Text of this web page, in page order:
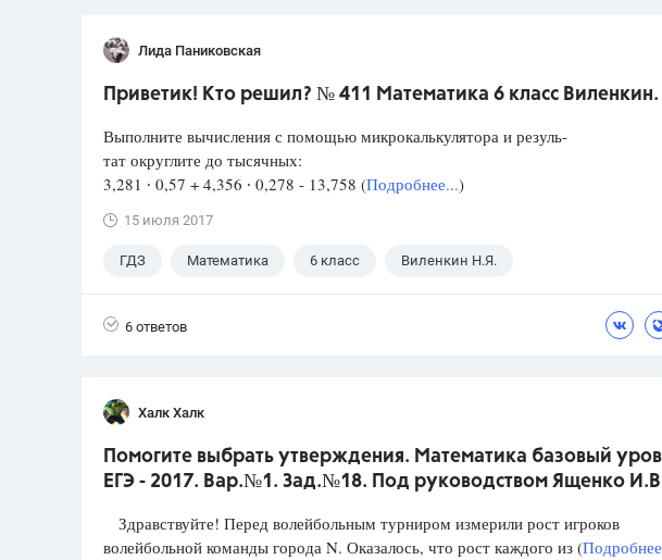
Лида Паниковская
Приветик! Кто решил? № 411 Математика 6 класс Виленкин.
Выполните вычисления с помощью микрокалькулятора и резуль-
тат округлите до тысячных:
3,281 ∙ 0,57 + 4,356 ∙ 0,278 - 13,758 (Подробнее...)
15 июля 2017
ГДЗ Математика 6 класс Виленкин Н.Я.
6 ответов
Халк Халк
Помогите выбрать утверждения. Математика базовый
ЕГЭ - 2017. Вар.№1. Зад.№18. Под руководством Ященко
Здравствуйте! Перед волейбольным турниром измерили рост игроков
волейбольной команды города N. Оказалось, что рост каждого из (